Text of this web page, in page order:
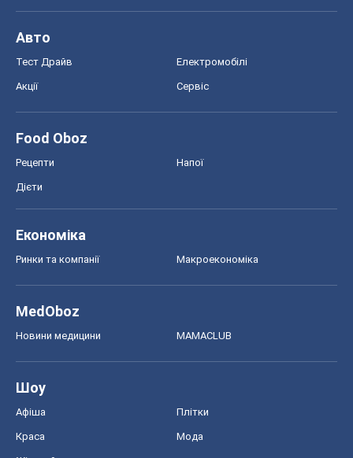
Авто
Тест Драйв Електромобілі
Акції Сервіс
Food Oboz
Рецепти Напої
Дієти
Економіка
Ринки та компанії Макроекономіка
MedOboz
Новини медицини MAMACLUB
Шоу
Афіша Плітки
Краса Мода